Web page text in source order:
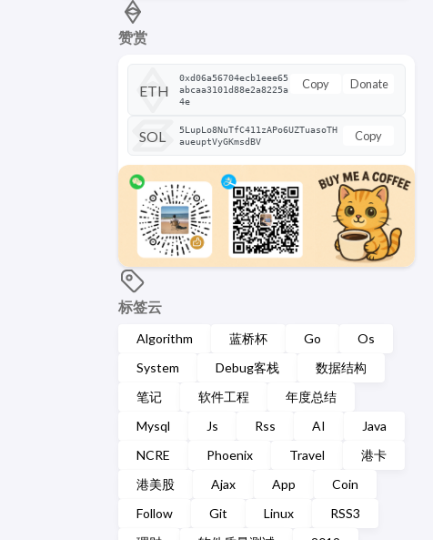
赞赏
ETH
0xd06a56704ecb1eee65
abcaa3101d88e2a8225a
4e
Copy Donate
SOL
5LupLo8NuTfC411zAPo6UZTuasoTH
aueuptVyGKmsdBV
Copy
标签云
Algorithm 蓝桥杯 Go
Os
System
Debug客栈
数据结构
笔记
软件工程
年度总结
Mysql
Js Rss AI
Java
NCRE
Phoenix Travel
港卡
港美股
Ajax App
Coin
Follow
Git Linux
RSS3